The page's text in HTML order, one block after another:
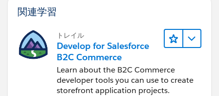
関連学習
トレイル
Develop for Salesforce
B2C Commerce
Learn about the B2C Commerce
developer tools you can use to create
storefront application projects.